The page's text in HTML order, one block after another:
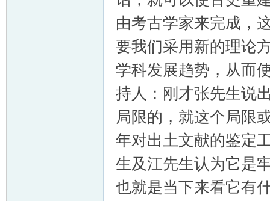
由考古学家来完成，
要我们采用新的理论
学科发展趋势，从
持人：刚才张先生说
局限的，就这个局限
年对出土文献的鉴定
生及江先生认为它是
也就是当下来看它